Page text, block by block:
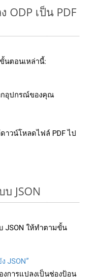
ODP เป็น PDF
นตอนเหล่านี้:
กอุปกรณ์ของคุณ
าวน์โหลดไฟล์ PDF ไป
JSON
JSON ให้ทำตามขั้น
JSON”
การแปลงเป็นช่องป้อน